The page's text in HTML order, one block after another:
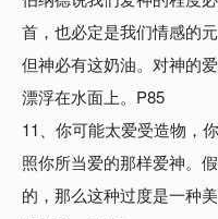
首，也必定是我们情感的
但神必有这奶油。对神的
漂浮在水面上。P85
11、你可能太爱受造物，
照你所当爱的那样爱神。
的，那么这种过度是一种